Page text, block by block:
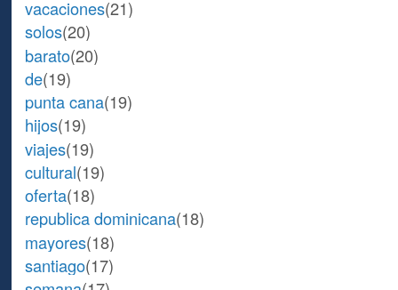
vacaciones(21)
solos(20)
barato(20)
de(19)
punta cana(19)
hijos(19)
viajes(19)
cultural(19)
oferta(18)
republica dominicana(18)
mayores(18)
santiago(17)